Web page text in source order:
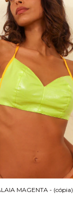
MAGENTA - (cópia)